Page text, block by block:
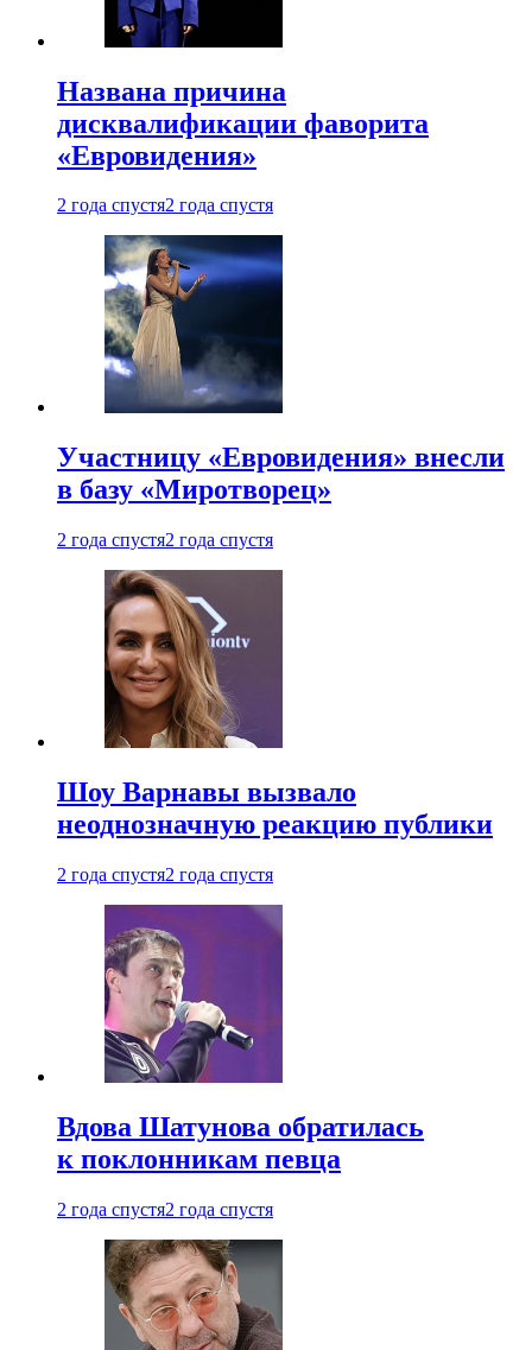
Названа причина
дисквалификации фаворита
«Евровидения»
2 года спустя2 года спустя
Участницу «Евровидения» внесли
в базу «Миротворец»
2 года спустя2 года спустя
Шоу Варнавы вызвало
неоднозначную реакцию публики
2 года спустя2 года спустя
Вдова Шатунова обратилась
к поклонникам певца
2 года спустя2 года спустя